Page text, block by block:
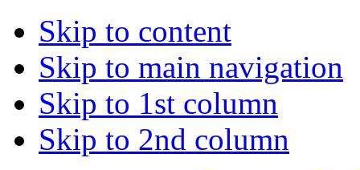
Skip to content
Skip to main navigation
Skip to 1st column
Skip to 2nd column